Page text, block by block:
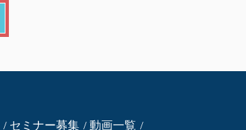
セミナー募集 動画一覧